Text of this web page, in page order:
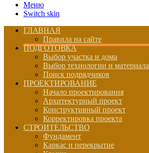
Меню
Switch skin
ГЛАВНАЯ
Правила на сайте
ПОДГОТОВКА
Выбор участка и дома
Выбор технологии и материала
Поиск подрядчиков
ПРОЕКТИРОВАНИЕ
Начало проектирования
Архитектурный проект
Конструктивный проект
Корректировка проекта
СТРОИТЕЛЬСТВО
Фундамент
Каркас и перекрытие